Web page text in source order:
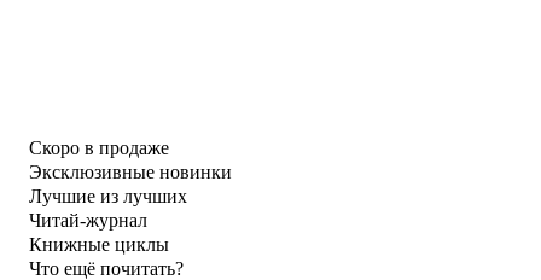
Скоро в продаже
Эксклюзивные новинки
Лучшие из лучших
Читай-журнал
Книжные циклы
Что ещё почитать?